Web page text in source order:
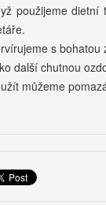
použijeme
s
další chutnou
můžeme